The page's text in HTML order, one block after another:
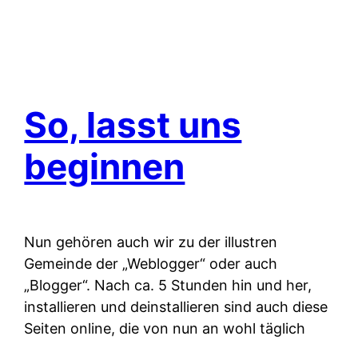
So, lasst uns
beginnen
Nun gehören auch wir zu der illustren
Gemeinde der „Weblogger“ oder auch
„Blogger“. Nach ca. 5 Stunden hin und her,
installieren und deinstallieren sind auch diese
Seiten online, die von nun an wohl täglich